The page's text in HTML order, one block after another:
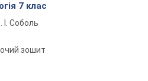
7 клас
І. Соболь
зошит